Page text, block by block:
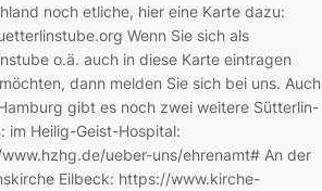
noch etliche, hier eine Karte dazu:
Wenn Sie sich als
o.ä. auch in diese Karte eintragen
dann melden Sie sich bei uns. Auch
gibt es noch zwei weitere Sütterlin-
im Heilig-Geist-Hospital:
ueber-uns/ehrenamt# An der
Eilbeck: https://www.kirche-